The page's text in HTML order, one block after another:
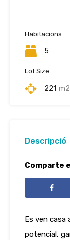
Habitacions
5
Lot Size
221 m2
Descripció
Comparte
Es ven casa
potencial,